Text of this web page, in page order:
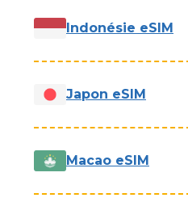
Indonésie eSIM
Japon eSIM
Macao eSIM